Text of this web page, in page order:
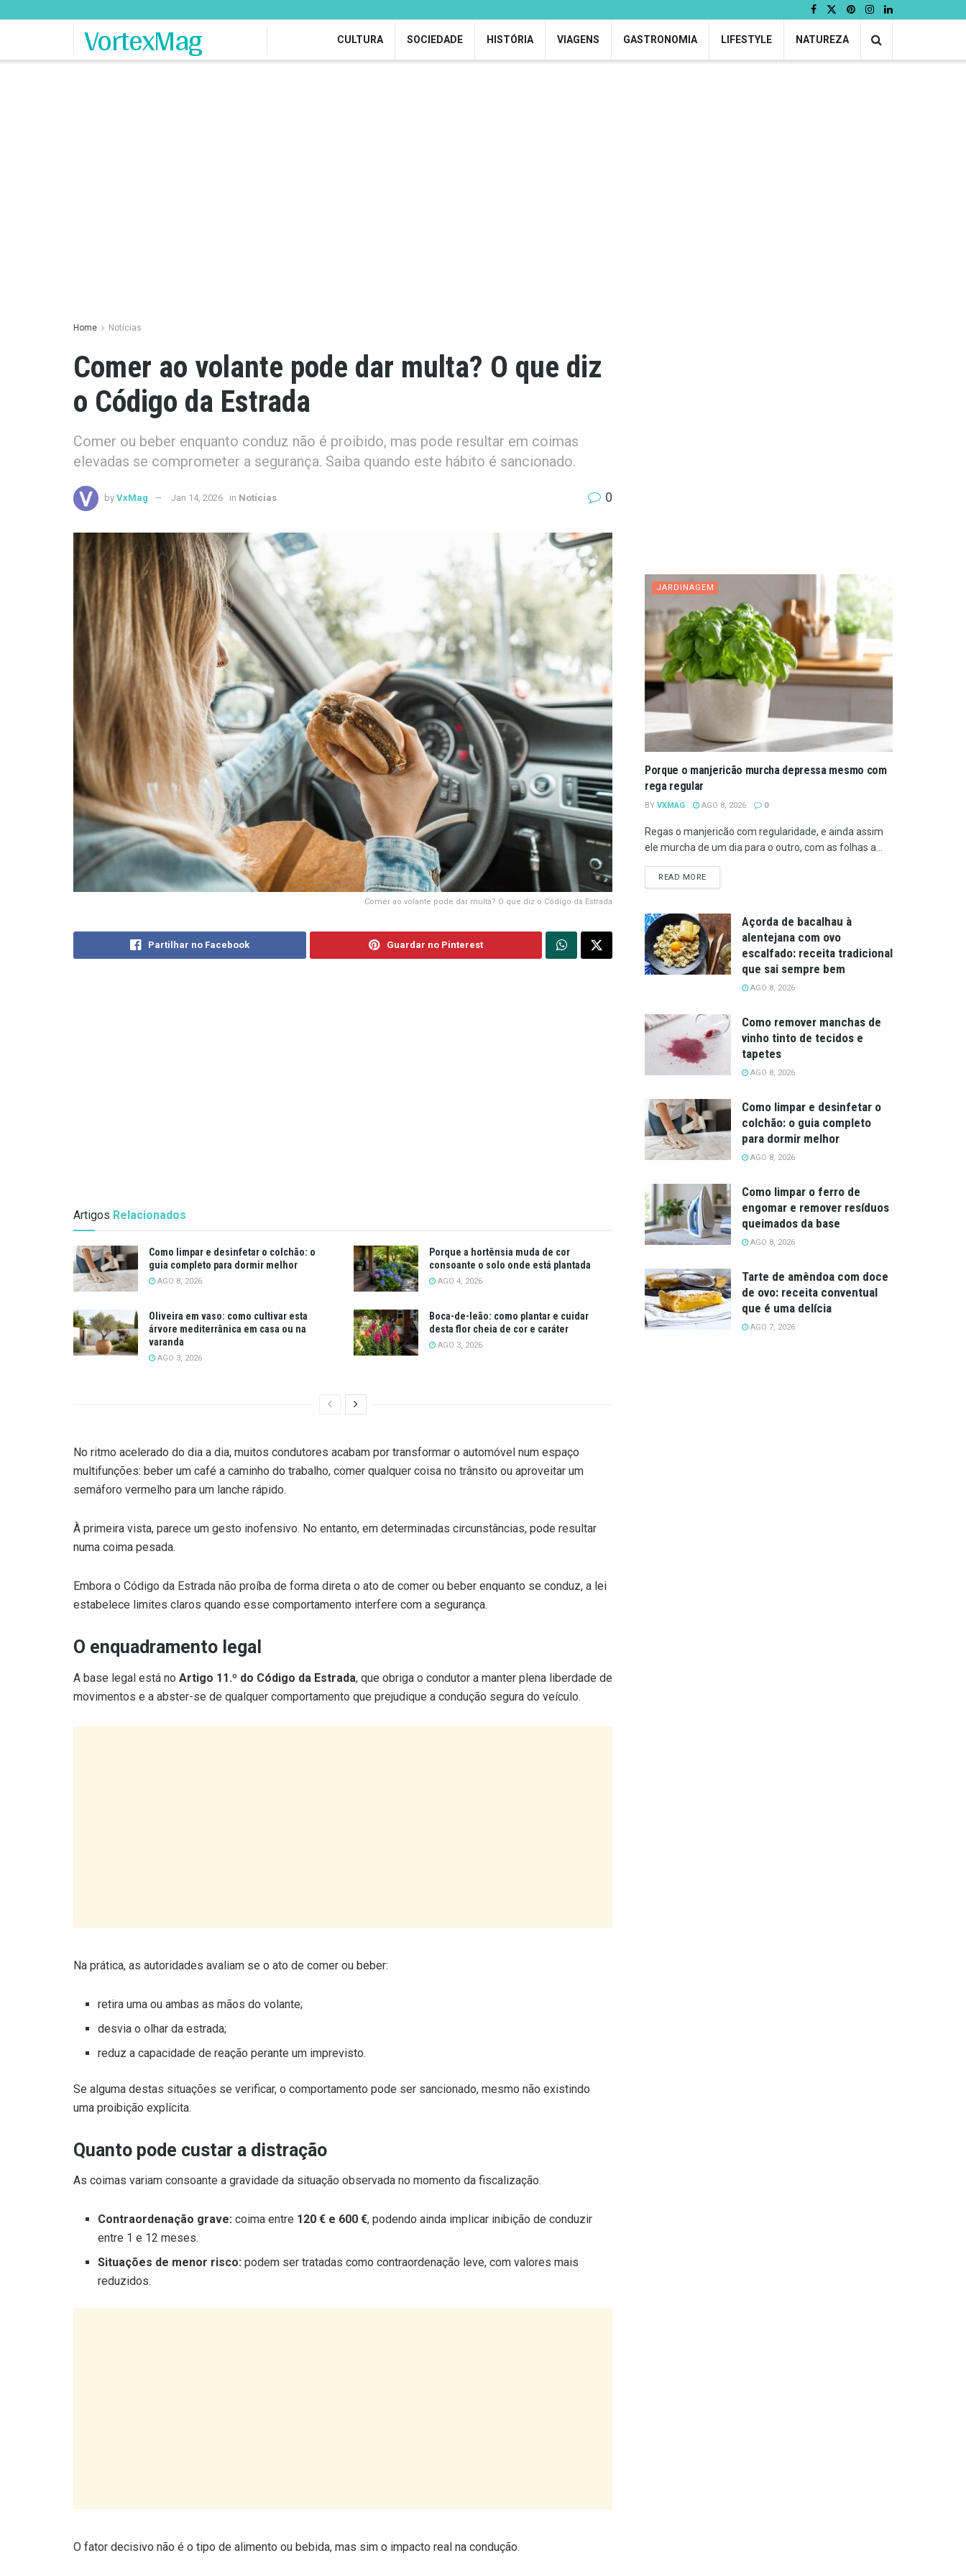
VortexMag CULTURA SOCIEDADE HISTÓRIA VIAGENS GASTRONOMIA LIFESTYLE NATUREZA
Home Notícias
Comer ao volante pode dar multa? O que diz
o Código da Estrada
Comer ou beber enquanto conduz não é proibido, mas pode resultar em coimas
elevadas se comprometer a segurança. Saiba quando este hábito é sancionado.
by VxMag Jan 14, 2026 in Notícias 0
Comer ao volante pode dar multa? O que diz o Código da Estrada
Partilhar no Facebook Guardar no Pinterest
Artigos Relacionados
Como limpar e desinfetar o colchão: o
guia completo para dormir melhor
AGO 8, 2026
Porque a hortênsia muda de cor
consoante o solo onde está plantada
AGO 4, 2026
Oliveira em vaso: como cultivar esta
árvore mediterrânica em casa ou na
varanda
AGO 3, 2026
Boca-de-leão: como plantar e cuidar
desta flor cheia de cor e caráter
AGO 3, 2026
No ritmo acelerado do dia a dia, muitos condutores acabam por transformar o automóvel num espaço
multifunções: beber um café a caminho do trabalho, comer qualquer coisa no trânsito ou aproveitar um
semáforo vermelho para um lanche rápido.
À primeira vista, parece um gesto inofensivo. No entanto, em determinadas circunstâncias, pode resultar
numa coima pesada.
Embora o Código da Estrada não proíba de forma direta o ato de comer ou beber enquanto se conduz, a lei
estabelece limites claros quando esse comportamento interfere com a segurança.
O enquadramento legal
A base legal está no Artigo 11.º do Código da Estrada, que obriga o condutor a manter plena liberdade de
movimentos e a abster-se de qualquer comportamento que prejudique a condução segura do veículo.
retira uma ou ambas as mãos do volante;
desvia o olhar da estrada;
reduz a capacidade de reação perante um imprevisto.
Se alguma destas situações se verificar, o comportamento pode ser sancionado, mesmo não existindo
Quanto pode custar a distração
As coimas variam consoante a gravidade da situação observada no momento da fiscalização.
Contraordenação grave:coima entre 120 € e 600 €
, podendo ainda implicar inibição de conduzir
Situações de menor risco:
JARDINAGEM
Porque o manjericão murcha depressa mesmo com
rega regular
BY VXMAG AGO 8, 2026 0
Regas o manjericão com regularidade, e ainda assim
ele murcha de um dia para o outro, com as folhas a...
READ MOREDETAILS
Açorda de bacalhau à
alentejana com ovo
escalfado: receita tradicional
que sai sempre bem
AGO 8, 2026
Como remover manchas de
vinho tinto de tecidos e
tapetes
AGO 8, 2026
Como limpar e desinfetar o
colchão: o guia completo
para dormir melhor
AGO 8, 2026
Como limpar o ferro de
engomar e remover resíduos
queimados da base
AGO 8, 2026
Tarte de amêndoa com doce
de ovo: receita conventual
que é uma delícia
AGO 7, 2026